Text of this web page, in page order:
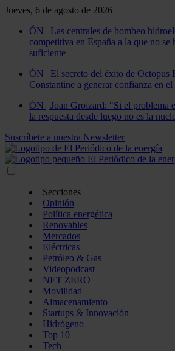
Jueves, 6 de agosto de 2026
ÓN | Las centrales de bombeo
competitiva en España a la que no se
suficiente
ÓN | El secreto del éxito de Octopus
Constantine a generar confianza en
ÓN | Joan Groizard: "Si el problema
la respuesta desde luego no es la
Suscríbete a nuestra Newsletter
Secciones
Opinión
Política energética
Renovables
Mercados
Eléctricas
Petróleo & Gas
Videopodcast
NET ZERO
Movilidad
Almacenamiento
Startups & Innovación
Hidrógeno
Top 10
Tech